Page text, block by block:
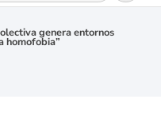
genera entornos
homofobia”